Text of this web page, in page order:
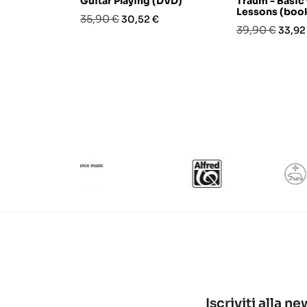
Prezzo
35,90 €Prezzo
30,52 €
Lessons
Prezzo
39,90 €
Iscriviti alla